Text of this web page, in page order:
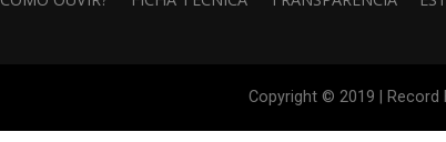
Copyright © 2019 | Record